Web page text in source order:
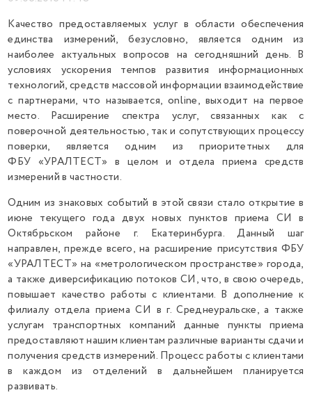
Качество предоставляемых услуг в области обеспечения
единства измерений, безусловно, является одним из
наиболее актуальных вопросов на сегодняшний день. В
условиях ускорения темпов развития информационных
технологий, средств массовой информации взаимодействие
с партнерами, что называется, online, выходит на первое
место. Расширение спектра услуг, связанных как с
поверочной деятельностью, так и сопутствующих процессу
поверки, является одним из приоритетных для
ФБУ «УРАЛТЕСТ» в целом и отдела приема средств
измерений в частности.
Одним из знаковых событий в этой связи стало открытие в
июне текущего года двух новых пунктов приема СИ в
Октябрьском районе г. Екатеринбурга. Данный шаг
направлен, прежде всего, на расширение присутствия ФБУ
«УРАЛТЕСТ» на «метрологическом пространстве» города,
а также диверсификацию потоков СИ, что, в свою очередь,
повышает качество работы с клиентами. В дополнение к
филиалу отдела приема СИ в г. Среднеуральске, а также
услугам транспортных компаний данные пункты приема
предоставляют нашим клиентам различные варианты сдачи и
получения средств измерений. Процесс работы с клиентами
в каждом из отделений в дальнейшем планируется
развивать.